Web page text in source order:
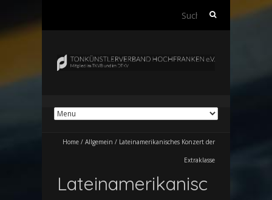
Suchen
Home / Allgemein / Lateinamerikanisches Konzert der
Extraklasse
Lateinamerikanisc